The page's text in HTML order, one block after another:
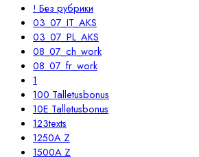
! Без рубрики
03_07_IT_AKS
03_07_PL_AKS
08_07_ch_work
08_07_fr_work
1
100 Talletusbonus
10E Talletusbonus
123texts
1250A Z
1500A Z